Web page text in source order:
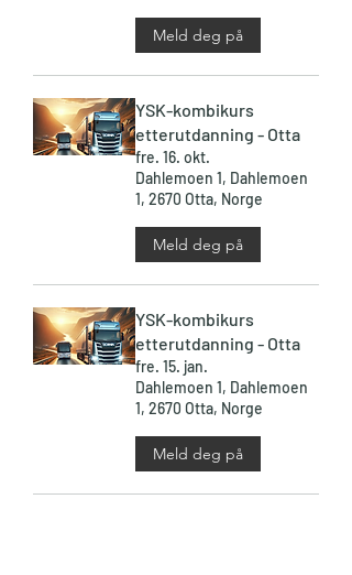
Meld deg på
YSK-kombikurs
etterutdanning - Otta
fre. 16. okt.
Dahlemoen 1, Dahlemoen
1, 2670 Otta, Norge
Meld deg på
YSK-kombikurs
etterutdanning - Otta
fre. 15. jan.
Dahlemoen 1, Dahlemoen
1, 2670 Otta, Norge
Meld deg på